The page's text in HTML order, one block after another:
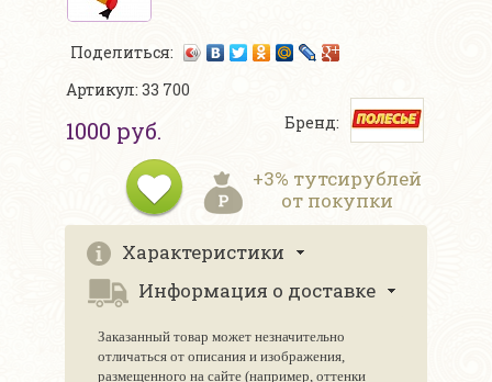
Поделиться:
Артикул: 33 700
1000 руб. Бренд:
+3% тутсирублей
от покупки
Характеристики
Информация о доставке
Заказанный товар может незначительно
отличаться от описания и изображения,
размещенного на сайте (например, оттенки